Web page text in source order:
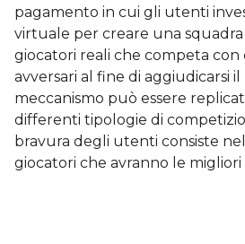
pagamento in cui gli utenti
virtuale per creare una
giocatori reali che competa
avversari al fine di aggiudicarsi il
meccanismo può essere
differenti tipologie di
bravura degli utenti consiste
giocatori che avranno le